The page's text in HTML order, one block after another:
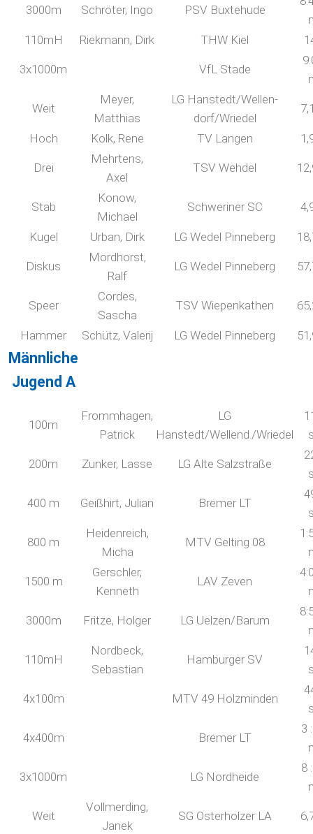
3000m Schröter, Ingo PSV Buxtehude
110mH
Riekmann, Dirk THW Kiel
3x1000m VfL Stade
Weit
Meyer,
Matthias
LG Hanstedt/Wellen-
dorf/Wriedel
Hoch Kolk, Rene TV Langen
Drei
Mehrtens,
Axel
TSV Wehdel
Stab
Konow,
Michael
Schweriner SC
Kugel Urban, Dirk LG Wedel Pinneberg
Diskus
Mordhorst,
Ralf
LG Wedel Pinneberg
Speer
Cordes,
Sascha
TSV Wiepenkathen
Hammer Schütz, Valerij LG Wedel Pinneberg
Männliche
Jugend A
100m
Frommhagen,
Patrick
LG
Hanstedt/Wellend./Wriedel
200m Zunker, Lasse LG Alte Salzstraße
400 m Geißhirt, Julian Bremer LT
800 m
Heidenreich,
Micha
MTV Gelting 08
1500 m
Gerschler,
Kenneth
LAV Zeven
3000m Fritze, Holger LG Uelzen/Barum
110mH
Nordbeck,
Sebastian
Hamburger SV
4x100m MTV 49 Holzminden
4x400m Bremer LT
3
3x1000m LG Nordheide
8
Weit
Vollmerding,
Janek
SG Osterholzer LA